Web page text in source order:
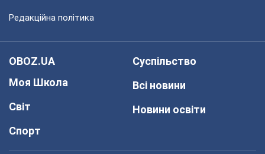
Редакційна політика
OBOZ.UA
Моя Школа
Світ
Спорт
Суспільство
Всі новини
Новини освіти